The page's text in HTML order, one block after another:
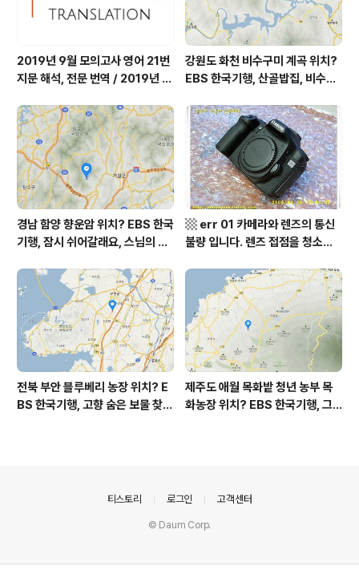
2019년 9월 모의고사 영어 21번
지문 해석, 전문 번역 / 2019년 9
역, 평가원 2019년 고3 9월 영어
영역 외국어영역 전문 해석, Engli
sh to Korean translation
강원도 화천 비수구미 계곡 위치?
EBS 한국기행, 산골밥집, 비수구
부 화천군 비수구미 낙타민박 어
디? / 강원도 화천군 가볼 만한 곳
비수구미 마을, 파로호
경남 함양 향운암 위치? EBS 한국
기행, 잠시 쉬어갈래요, 스님의 어
상남도 함양군 가볼 만한 곳, 용추
계곡 향운암 명천스님, 덕유산 황
석산 거망산 기백산
▩ err 01 카메라와 렌즈의 통신
불량 입니다. 렌즈 접점을 청소하
전북 부안 블루베리 농장 위치? E
BS 한국기행, 고향 숨은 보물 찾
제주도 애월 목화밭 청년 농부 목
화농장 위치? EBS 한국기행, 그
티스토리 로그인 고객센터
© Daum Corp.